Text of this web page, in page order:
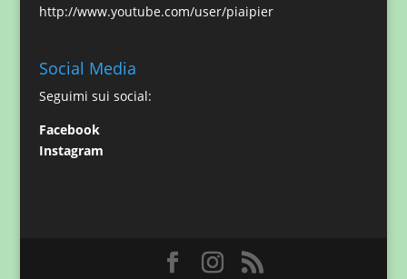
http://www.youtube.com/user/piaipier
Social Media
Seguimi sui social:
Facebook
Instagram